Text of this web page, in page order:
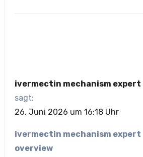
ivermectin mechanism expert
sagt:
26. Juni 2026 um 16:18 Uhr
ivermectin mechanism expert
overview